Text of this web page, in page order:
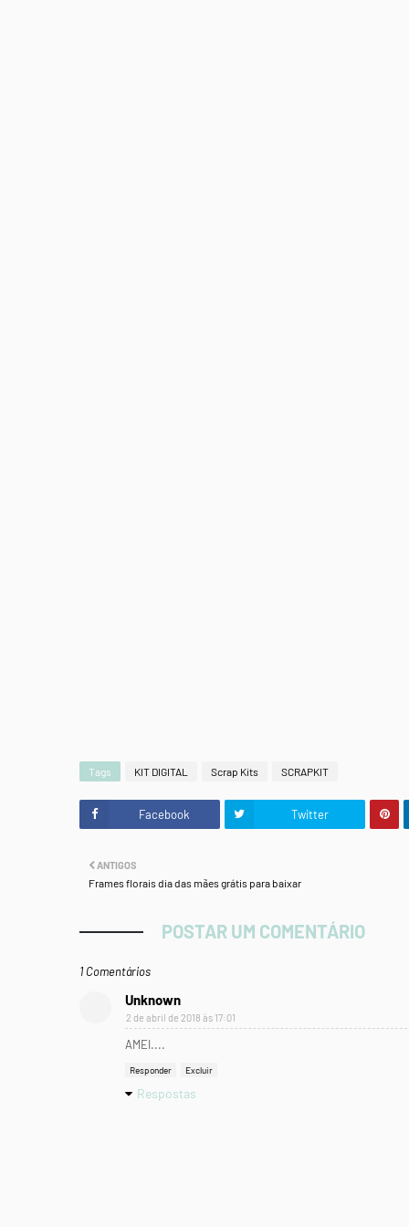
Tags KIT DIGITAL Scrap Kits SCRAPKIT
Facebook Twitter
ANTIGOS
Frames florais dia das mães grátis para baixar
POSTAR UM COMENTÁRIO
1 Comentários
Unknown
2 de abril de 2018 às 17:01
AMEI....
Responder Excluir
Respostas